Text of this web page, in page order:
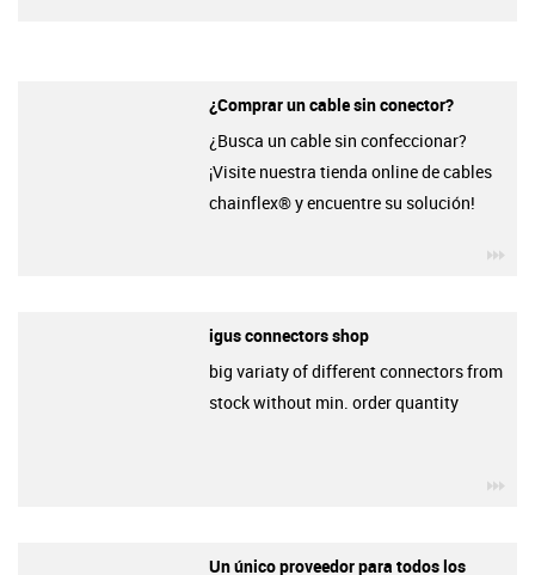
¿Comprar un cable sin conector?
¿Busca un cable sin confeccionar?
¡Visite nuestra tienda online de cables
chainflex® y encuentre su solución!
igus connectors shop
big variaty of different connectors from
stock without min. order quantity
Un único proveedor para todos los